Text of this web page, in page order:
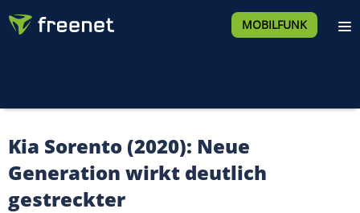
MOBILFUNK
Kia Sorento (2020): Neue
Generation wirkt deutlich
gestreckter